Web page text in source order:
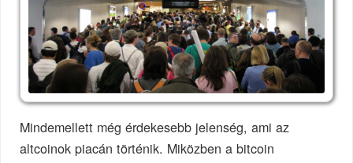
Mindemellett még érdekesebb jelenség, ami az
altcoinok piacán történik. Miközben a bitcoin